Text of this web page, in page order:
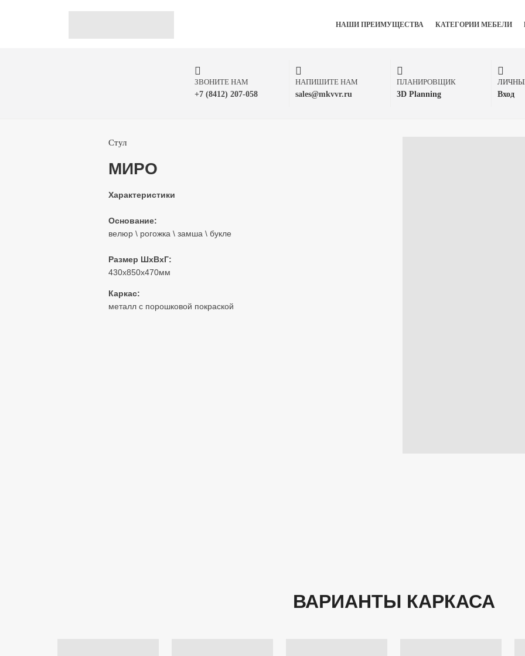
НАШИ ПРЕИМУЩЕСТВА КАТЕГОРИИ МЕБЕЛИ
ЗВОНИТЕ НАМ
+7 (8412) 207-058
НАПИШИТЕ НАМ
sales@mkvvr.ru
ПЛАНИРОВЩИК
3D Planning
Вход
Стул
МИРО
Характеристики
Основание:
велюр \ рогожка \ замша \ букле
Размер ШхВхГ:
430х850х470мм
Каркас:
металл с порошковой покраской
ВАРИАНТЫ КАРКАСА